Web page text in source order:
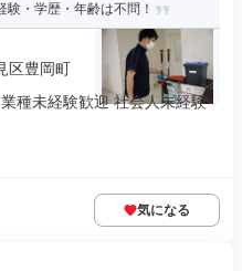
・学歴・年齢は不問！
区豊岡町
種未経験歓迎 社会人未経験
気になる